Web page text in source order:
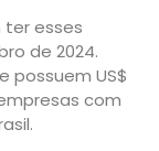
ter esses
de 2024.
possuem US$
com